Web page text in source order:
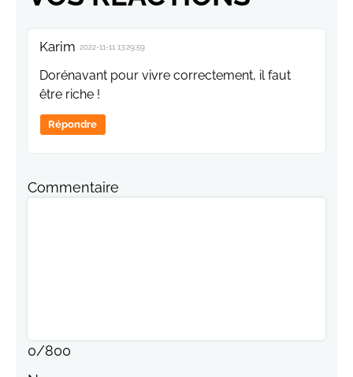
Karim 2022-11-11 13:29:59
Dorénavant pour vivre correctement, il faut
être riche !
Répondre
Commentaire
0/800